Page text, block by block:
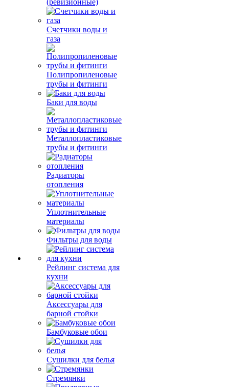
(ревизионные)
Счетчики воды и
газа
Полипропиленовые
трубы и фитинги
Баки для воды
Металлопластиковые
трубы и фитинги
Радиаторы
отопления
Уплотнительные
материалы
Фильтры для воды
Рейлинг система для
кухни
Аксессуары для
барной стойки
Бамбуковые обои
Сушилки для белья
Стремянки